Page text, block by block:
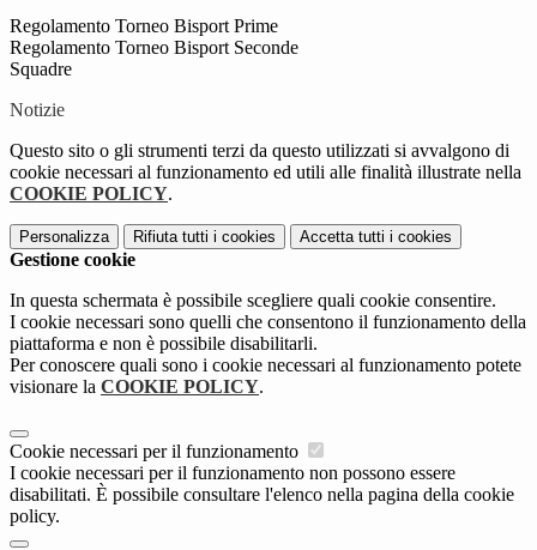
Regolamento Torneo Bisport Prime
Regolamento Torneo Bisport Seconde
Squadre
Notizie
Questo sito o gli strumenti terzi da questo utilizzati si avvalgono di
cookie necessari al funzionamento ed utili alle finalità illustrate nella
COOKIE POLICY.
Personalizza Rifiuta tutti i cookies Accetta tutti i cookies
Gestione cookie
In questa schermata è possibile scegliere quali cookie consentire.
I cookie necessari sono quelli che consentono il funzionamento della
piattaforma e non è possibile disabilitarli.
Per conoscere quali sono i cookie necessari al funzionamento potete
visionare la COOKIE POLICY.
Cookie necessari per il funzionamento
I cookie necessari per il funzionamento non possono essere
disabilitati. È possibile consultare l'elenco nella pagina della cookie
policy.